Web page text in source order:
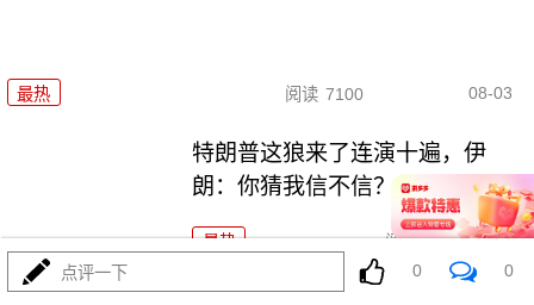
最热 阅读 7100 08-03
特朗普这狼来了连演十遍，伊
朗：你猜我信不信？
最热 阅读 5331
点评一下 0 0